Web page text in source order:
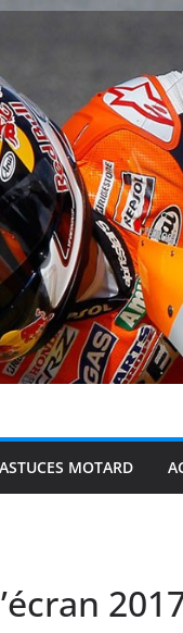
ASTUCES MOTARD